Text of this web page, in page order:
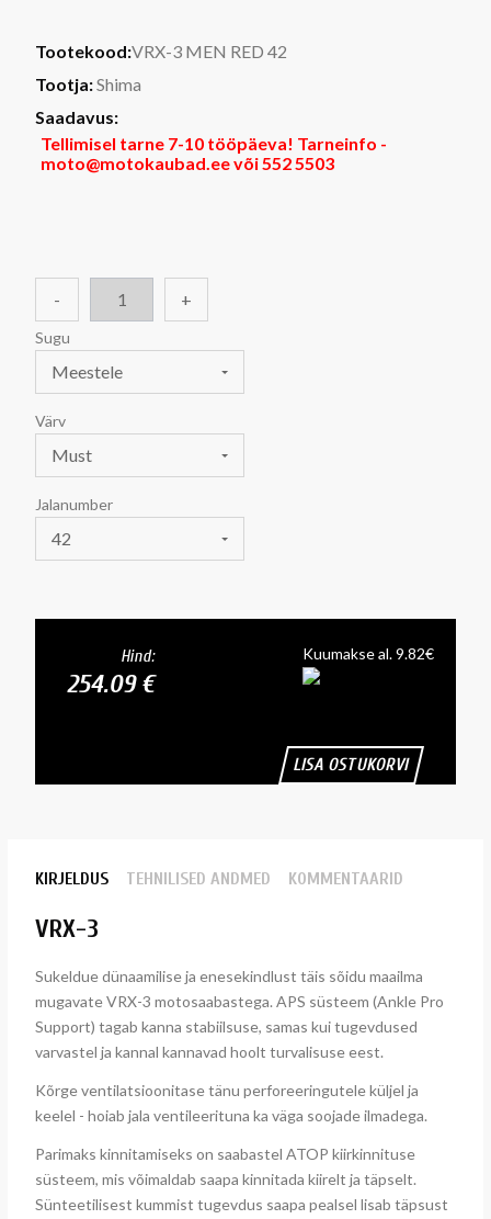
Tootekood:VRX-3 MEN RED 42
Tootja:Shima
Saadavus:
Tellimisel tarne 7-10 tööpäeva! Tarneinfo -
moto@motokaubad.ee või 552 5503
- +
Sugu
Meestele
Värv
Must
Jalanumber
42
Hind:
254.09 €
Kuumakse al. 9.82€
LISA OSTUKORVI
KIRJELDUS TEHNILISED ANDMED KOMMENTAARID
VRX-3
Sukeldue dünaamilise ja enesekindlust täis sõidu maailma
mugavate VRX-3 motosaabastega. APS süsteem (Ankle Pro
Support) tagab kanna stabiilsuse, samas kui tugevdused
varvastel ja kannal kannavad hoolt turvalisuse eest.
Kõrge ventilatsioonitase tänu perforeeringutele küljel ja
keelel - hoiab jala ventileerituna ka väga soojade ilmadega.
Parimaks kinnitamiseks on saabastel ATOP kiirkinnituse
süsteem, mis võimaldab saapa kinnitada kiirelt ja täpselt.
Sünteetilisest kummist tugevdus saapa pealsel lisab täpsust